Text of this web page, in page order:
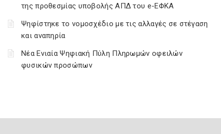
της προθεσμίας υποβολής ΑΠΔ του e-ΕΦΚΑ
Ψηφίστηκε το νομοσχέδιο με τις αλλαγές σε στέγαση
και αναπηρία
Νέα Ενιαία Ψηφιακή Πύλη Πληρωμών οφειλών
φυσικών προσώπων